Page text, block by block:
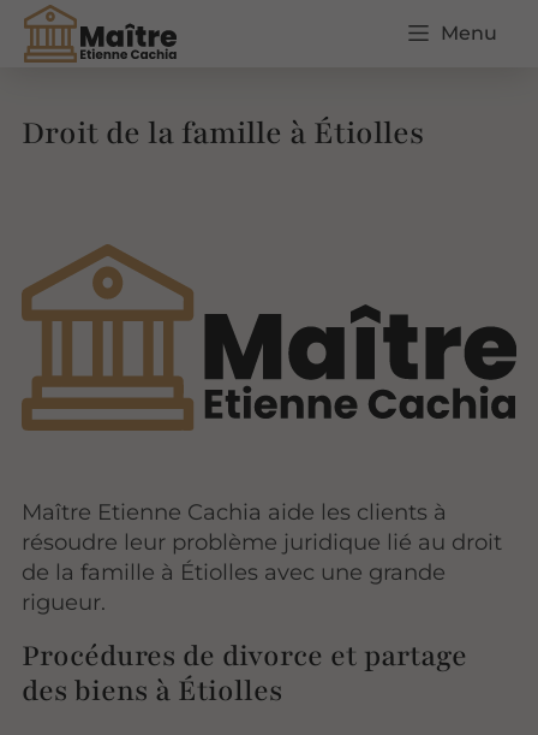
Menu
Droit de la famille à Étiolles
Maître Etienne Cachia aide les clients à
résoudre leur problème juridique lié au droit
de la famille à Étiolles avec une grande
rigueur.
Procédures de divorce et partage
des biens à Étiolles